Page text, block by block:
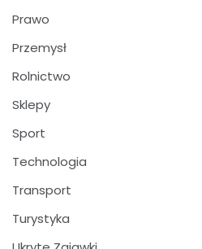
Prawo
Przemysł
Rolnictwo
Sklepy
Sport
Technologia
Transport
Turystyka